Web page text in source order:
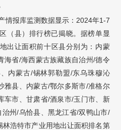
情报库监测数据显示：2024年1-7
（县）排行榜已揭晓。据榜单显
出让面积前十区县分别为：内蒙
海省/海西蒙古族藏族自治州/德令
内蒙古/锡林郭勒盟/东乌珠穆沁
雅县、内蒙古/鄂尔多斯市/准格尔
车市、甘肃省/酒泉市/玉门市、新
州/乌恰县、黑龙江省/双鸭山市/
浩特市产业用地出让面积排名第